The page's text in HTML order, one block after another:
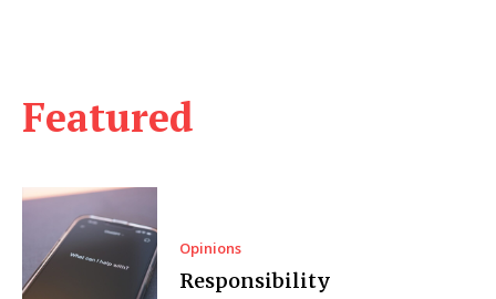
Featured
Opinions
Responsibility